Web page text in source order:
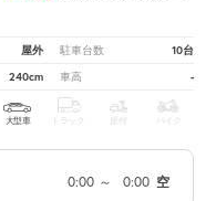
屋外 駐車台数 10台
240cm 車高 -
大型車 トラック 原付 バイク
0:00 ～ 0:00 空